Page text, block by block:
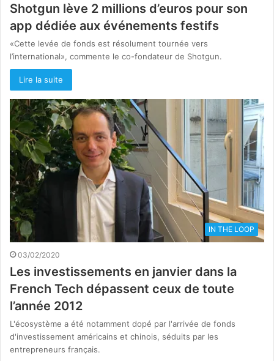
Shotgun lève 2 millions d’euros pour son
app dédiée aux événements festifs
«Cette levée de fonds est résolument tournée vers
l’international», commente le co-fondateur de Shotgun.
Lire la suite
IN THE LOOP
03/02/2020
Les investissements en janvier dans la
French Tech dépassent ceux de toute
l’année 2012
L'écosystème a été notamment dopé par l'arrivée de fonds
d'investissement américains et chinois, séduits par les
entrepreneurs français.